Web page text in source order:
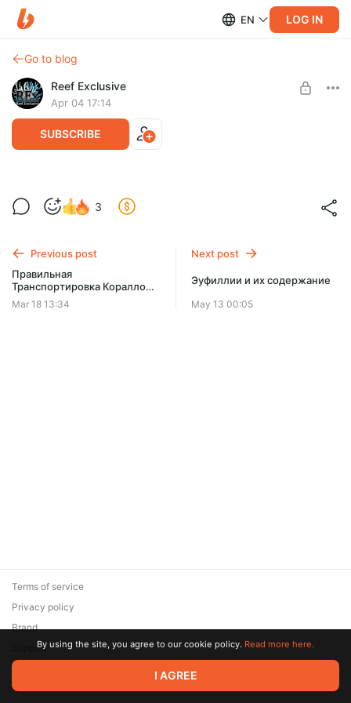
EN LOG IN
Go to blog
Reef Exclusive
Apr 04 17:14
SUBSCRIBE
Про Гониопоры
Рассказал матом все тонкости содержания Гониопор )))
UNLOCK POST
3
Previous post
Правильная
Транспортировка Кораллов
и их Адаптация
Mar 18 13:34
Next post
Эуфиллии и их содержание
May 13 00:05
© 2026 Zaya Solutions Limited. All rights reserved. All trademarks
are the property of their respective owners.
Terms of service
Privacy policy
Brand
SupportBy using the site, you agree to our cookie policy. Read more here.
I AGREE